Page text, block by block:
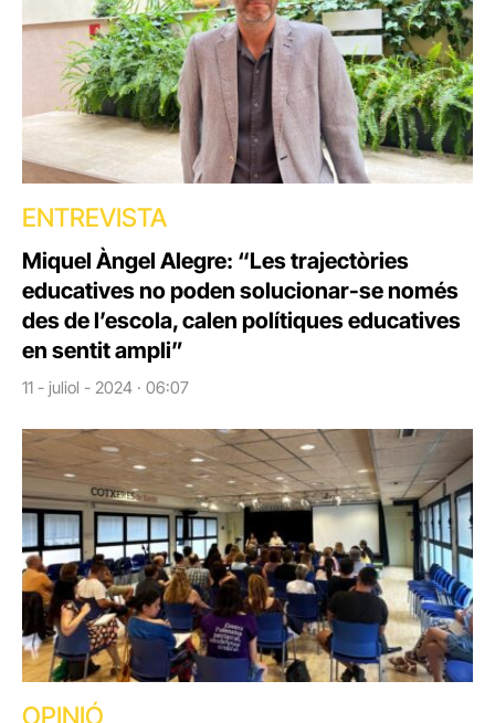
ENTREVISTA
Miquel Àngel Alegre: “Les trajectòries
educatives no poden solucionar-se només
des de l’escola, calen polítiques educatives
en sentit ampli”
11 - juliol - 2024 · 06:07
OPINIÓ